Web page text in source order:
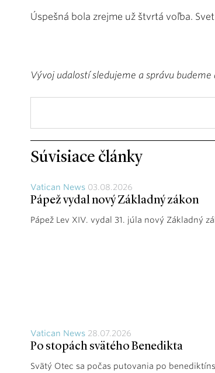
Úspešná bola zrejme už štvrtá voľba.
Vývoj udalostí sledujeme a správu budeme
Súvisiace články
Vatican News 03.08.2026
Pápež vydal nový Základný zákon
Pápež Lev XIV. vydal 31. júla nový Základný
Vatican News 28.07.2026
Po stopách svätého Benedikta
Svätý Otec sa počas putovania po